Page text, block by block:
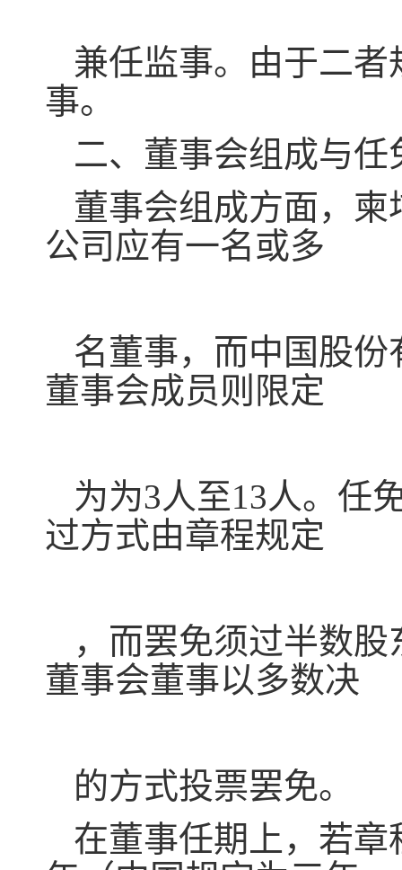
兼任监事。由于二
事。
二、董事会组成与任
董事会组成方面，
公司应有一名或多
名董事，而中国股
董事会成员则限定
为为3人至13人。任
过方式由章程规定
，而罢免须过半数
董事会董事以多数决
的方式投票罢免。
在董事任期上，若